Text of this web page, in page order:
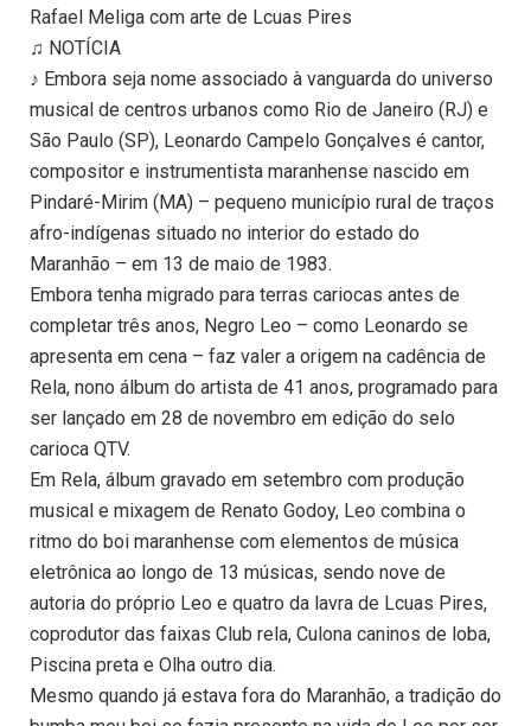
Rafael Meliga com arte de Lcuas Pires
♫ NOTÍCIA
♪ Embora seja nome associado à vanguarda do universo
musical de centros urbanos como Rio de Janeiro (RJ) e
São Paulo (SP), Leonardo Campelo Gonçalves é cantor,
compositor e instrumentista maranhense nascido em
Pindaré-Mirim (MA) – pequeno município rural de traços
afro-indígenas situado no interior do estado do
Maranhão – em 13 de maio de 1983.
Embora tenha migrado para terras cariocas antes de
completar três anos, Negro Leo – como Leonardo se
apresenta em cena – faz valer a origem na cadência de
Rela, nono álbum do artista de 41 anos, programado para
ser lançado em 28 de novembro em edição do selo
carioca QTV.
Em Rela, álbum gravado em setembro com produção
musical e mixagem de Renato Godoy, Leo combina o
ritmo do boi maranhense com elementos de música
eletrônica ao longo de 13 músicas, sendo nove de
autoria do próprio Leo e quatro da lavra de Lcuas Pires,
coprodutor das faixas Club rela, Culona caninos de loba,
Piscina preta e Olha outro dia.
Mesmo quando já estava fora do Maranhão, a tradição do